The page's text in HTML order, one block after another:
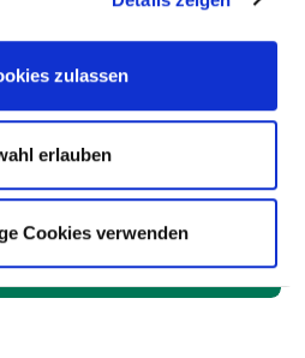
zulassen
erlauben
Cookies verwenden
MASSNAHMEN IM R
MASSNAHMEN